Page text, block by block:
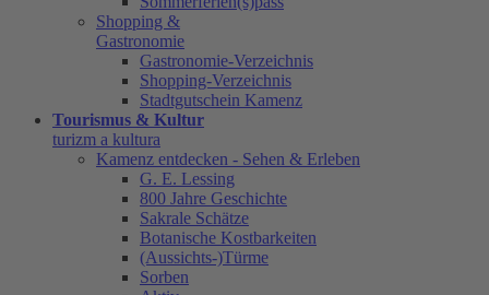
Shopping &
Gastronomie
Gastronomie-Verzeichnis
Shopping-Verzeichnis
Stadtgutschein Kamenz
Tourismus & Kultur
turizm a kultura
Kamenz entdecken - Sehen & Erleben
G. E. Lessing
800 Jahre Geschichte
Sakrale Schätze
Botanische Kostbarkeiten
(Aussichts-)Türme
Sorben